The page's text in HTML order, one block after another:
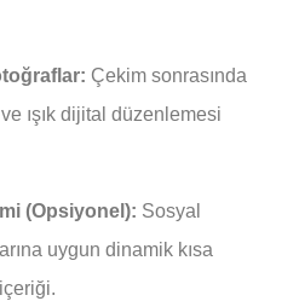
Çekim sonrasında
ışık dijital düzenlemesi
(Opsiyonel): Sosyal
uygun dinamik kısa